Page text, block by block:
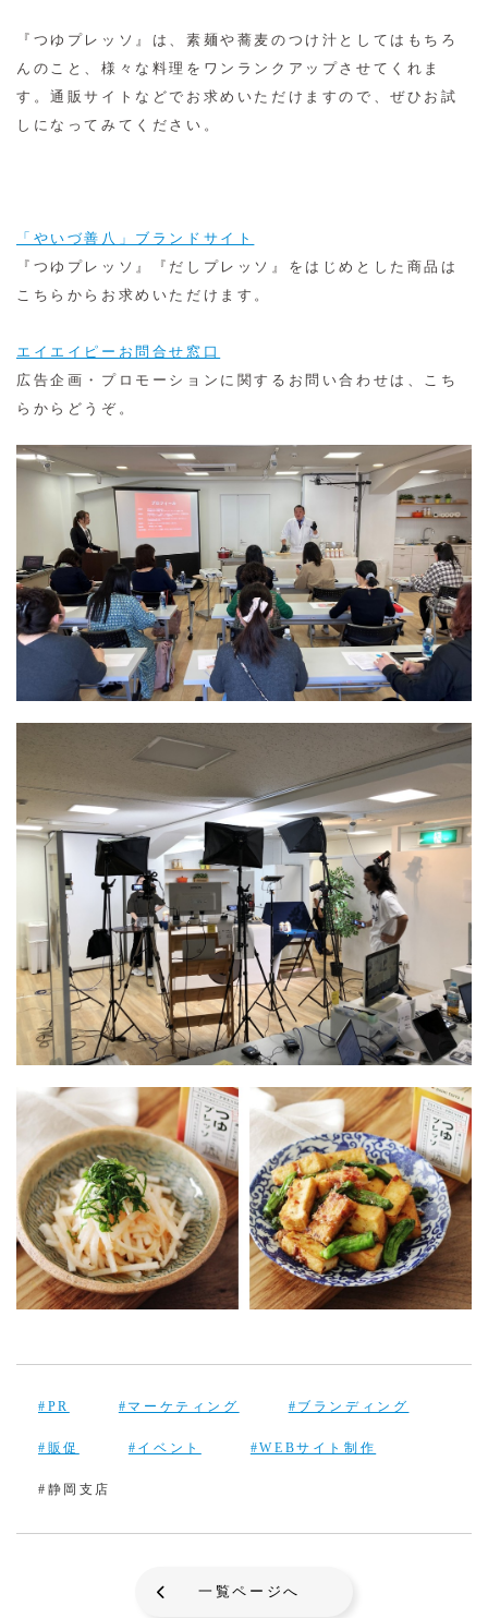
『つゆプレッソ』は、素麺や蕎麦のつけ汁としてはもちろ
んのこと、様々な料理をワンランクアップさせてくれま
す。通販サイトなどでお求めいただけますので、ぜひお試
しになってみてください。
「やいづ善八」ブランドサイト
『つゆプレッソ』『だしプレッソ』をはじめとした商品は
こちらからお求めいただけます。
エイエイピーお問合せ窓口
広告企画・プロモーションに関するお問い合わせは、こち
らからどうぞ。
#PR #マーケティング #ブランディング
#販促 #イベント #WEBサイト制作
#静岡支店
一覧ページへ